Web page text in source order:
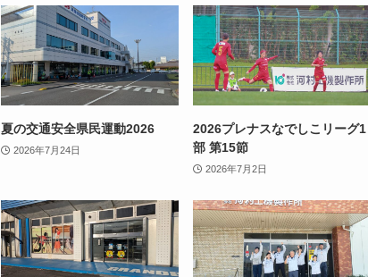
夏の交通安全県民運動2026
2026年7月24日
2026プレナスなでしこリーグ1
部 第15節
2026年7月2日